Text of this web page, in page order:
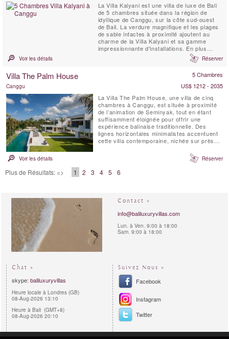
La Villa Kalyani est une villa de luxe de Bali
de 5 chambres située dans la région de
idyllique de Canggu, sur la côte sud-ouest
de Bali. La verdure magnifique et les plages
de sable intactes à proximité ajoutent au
charme de la Villa Kalyani et sa gamme
impressionnante d'installations. En plus
d'être une promenade raisonnable de la
plage, elle dispose commodités comme une
projection, des enceintes extérieures, une
Voir les détails Réserver
Villa The Palm House 5 Chambres
Canggu
US$ 1212 - 2035
La Villa The Palm House, une villa de cinq
chambres à Canggu, est située à proximité
de l’animation de Seminyak, tout en étant
suffisamment éloignée pour offrir une
expérience balinaise traditionnelle. Des
lignes horizontales minimalistes accentuent
cette villa contemporaine, nichée sur près
palmiers, avec une vue imprenable sur les
rizières en terrasses. Aucun détail n’a été
négligé – chaque meuble a été ...
Voir les détails Réserver
Plus de Résultats: => 1 2 3 4 5 6
Contact »
info@baliluxuryvillas.com
Lun. à Ven. 9:00 à 18:00
Sam. 9:00 à 18:00
Chat »
skype: baliluxuryvillas
Heure locale à Londres (GB)
08-Aug-2026 13:10
Heure à Bali (GMT+8)
08-Aug-2026 20:10
Suivez Nous »
Facebook
Instagram
Twitter